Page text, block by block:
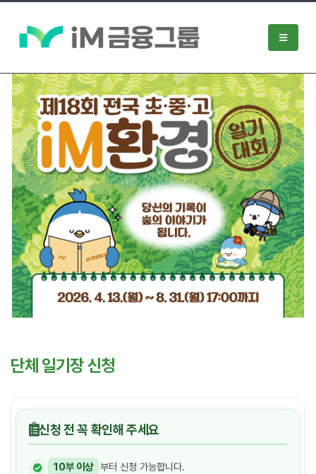
단체 일기장 신청
신청 전 꼭 확인해 주세요
10부 이상 부터 신청 가능합니다.